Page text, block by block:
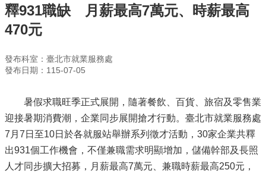
釋931職缺 月薪最高7萬元、時薪最高
470元
發布科室：臺北市就業服務處
發布日期：115-07-05
暑假求職旺季正式展開，隨著餐飲、百貨、旅宿及零售業
迎接暑期消費潮，企業同步展開搶才行動。臺北市就業服務處
7月7日至10日於各就服站舉辦系列徵才活動，30家企業共釋
出931個工作機會，不僅兼職需求明顯增加，儲備幹部及長照
人才同步擴大招募，月薪最高7萬元、兼職時薪最高250元，